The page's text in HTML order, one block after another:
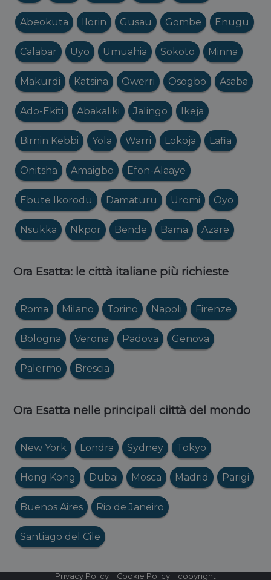
Abeokuta Ilorin Gusau Gombe Enugu
Calabar Uyo Umuahia Sokoto Minna
Makurdi Katsina Owerri Osogbo Asaba
Ado-Ekiti Abakaliki Jalingo Ikeja
Birnin Kebbi Yola Warri Lokoja Lafia
Onitsha Amaigbo Efon-Alaaye
Ebute Ikorodu Damaturu Uromi Oyo
Nsukka Nkpor Bende Bama Azare
Ora Esatta: le città italiane più richieste
Roma Milano Torino Napoli Firenze
Bologna Verona Padova Genova
Palermo Brescia
Ora Esatta nelle principali ciittà del mondo
New York Londra Sydney Tokyo
Hong Kong Dubai Mosca Madrid Parigi
Buenos Aires Rio de Janeiro
Santiago del Cile
Privacy Policy Cookie Policy copyright